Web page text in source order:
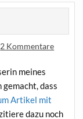
2 Kommentare
mei­nes
dass
Arti­kel mit
dazu noch